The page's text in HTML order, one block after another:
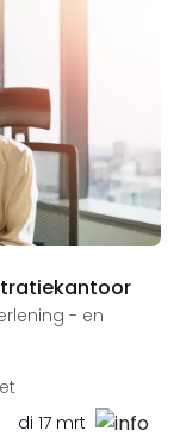
- en
di 17 mrt